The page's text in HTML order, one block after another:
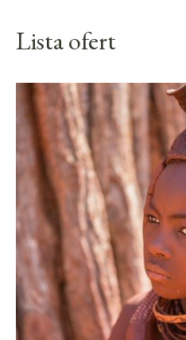
Lista ofert